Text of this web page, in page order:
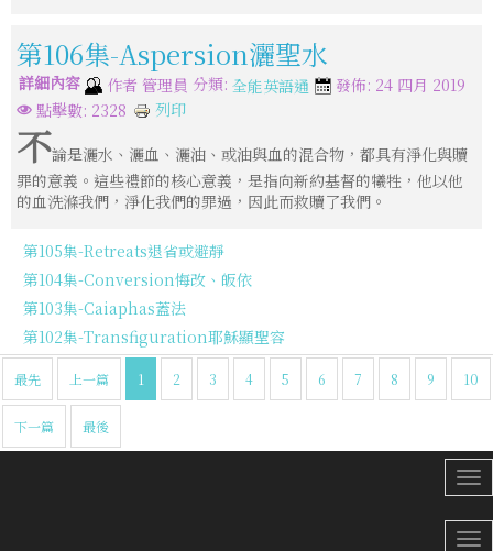
第106集-Aspersion灑聖水
詳細內容 作者 管理員 分類: 全能英語通
發佈: 24 四月 2019
點擊數: 2328
列印
不論是灑水、灑血、灑油、或油與血的混合物，都具有淨化與贖
罪的意義。這些禮節的核心意義，是指向新約基督的犧牲，他以他
的血洗滌我們，淨化我們的罪過，因此而救贖了我們。
第105集-Retreats退省或避靜
第104集-Conversion悔改、皈依
第103集-Caiaphas蓋法
第102集-Transfiguration耶穌顯聖容
最先 上一篇 1 2 3 4 5 6 7 8 9 10
下一篇 最後